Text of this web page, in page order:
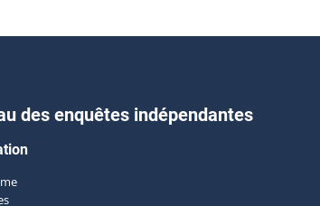
des enquêtes indépendantes